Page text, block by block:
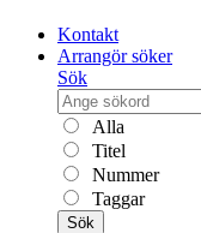
Kontakt
Arrangör söker
Sök
Alla
Titel
Nummer
Taggar
Sök